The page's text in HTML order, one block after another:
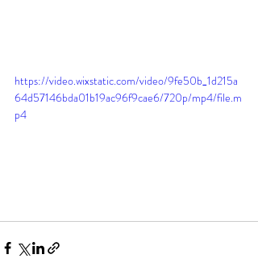
https://video.wixstatic.com/video/9fe50b_1d215a
64d57146bda01b19ac96f9cae6/720p/mp4/file.m
p4